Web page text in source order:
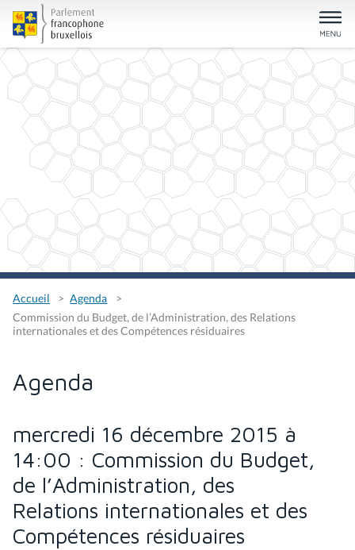
Accueil
Agenda
Commission du Budget, de l’Administration, des Relations
internationales et des Compétences résiduaires
Agenda
mercredi 16 décembre 2015 à
14:00 : Commission du Budget,
de l’Administration, des
Relations internationales et des
Compétences résiduaires